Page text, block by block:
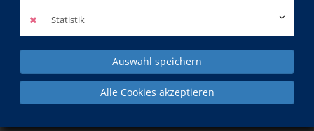
Statistik
Auswahl speichern
Alle Cookies akzeptieren
Impressionen / Rückblick
ROCK IM SCHLOSS